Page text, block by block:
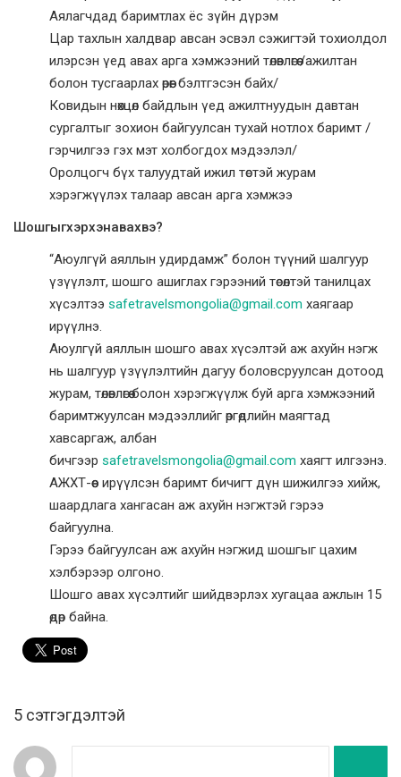
Аялагчдад баримтлах ёс зүйн дүрэм
Цар тахлын халдвар авсан эсвэл сэжигтэй тохиолдол
илэрсэн үед авах арга хэмжээний төлөвлөгөө /ажилтан
болон тусгаарлах өрөөг бэлтгэсэн байх/
Ковидын нөхцөл байдлын үед ажилтнуудын давтан
сургалтыг зохион байгуулсан тухай нотлох баримт /
гэрчилгээ гэх мэт холбогдох мэдээлэл/
Оролцогч бүх талуудтай ижил төстэй журам
хэрэгжүүлэх талаар авсан арга хэмжээ
Шошгыгхэрхэнавахвэ?
“Аюулгүй аяллын удирдамж” болон түүний шалгуур
үзүүлэлт, шошго ашиглах гэрээний төсөлтэй танилцах
хүсэлтээ safetravelsmongolia@gmail.com хаягаар
ирүүлнэ.
Аюулгүй аяллын шошго авах хүсэлтэй аж ахуйн нэгж
нь шалгуур үзүүлэлтийн дагуу боловсруулсан дотоод
журам, төлөвлөгөө болон хэрэгжүүлж буй арга хэмжээний
баримтжуулсан мэдээллийг өргөдлийн маягтад
хавсаргаж, албан
бичгээр safetravelsmongolia@gmail.com хаягт илгээнэ.
АЖХТ-өөс ирүүлсэн баримт бичигт дүн шижилгээ хийж,
шаардлага хангасан аж ахуйн нэгжтэй гэрээ
байгуулна.
Гэрээ байгуулсан аж ахуйн нэгжид шошгыг цахим
хэлбэрээр олгоно.
Шошго авах хүсэлтийг шийдвэрлэх хугацаа ажлын 15
өдөр байна.
5 cэтгэгдэлтэй